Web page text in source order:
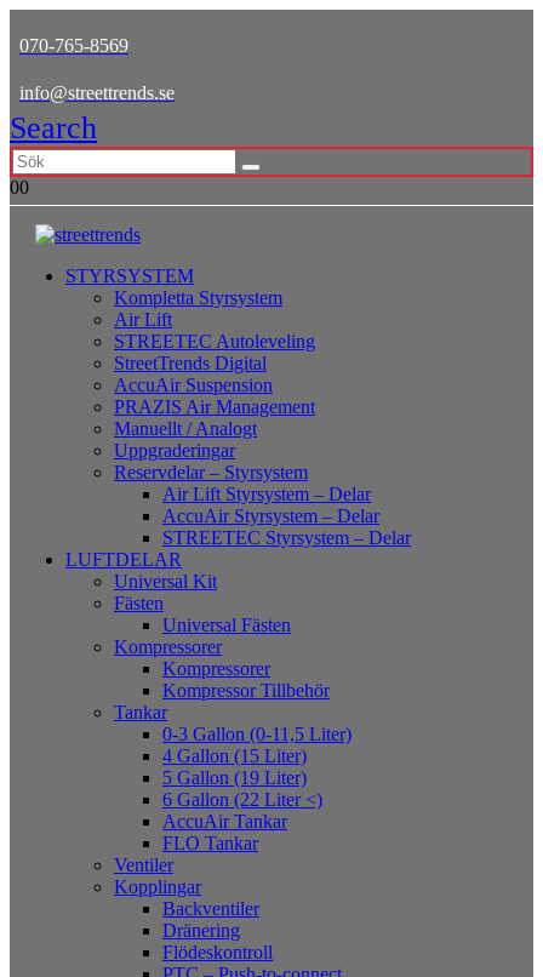
070-765-8569
info@streettrends.se
Search
00
STYRSYSTEM
Kompletta Styrsystem
Air Lift
STREETEC Autoleveling
StreetTrends Digital
AccuAir Suspension
PRAZIS Air Management
Manuellt / Analogt
Uppgraderingar
Reservdelar – Styrsystem
Air Lift Styrsystem – Delar
AccuAir Styrsystem – Delar
STREETEC Styrsystem – Delar
LUFTDELAR
Universal Kit
Fästen
Universal Fästen
Kompressorer
Kompressorer
Kompressor Tillbehör
Tankar
0-3 Gallon (0-11,5 Liter)
4 Gallon (15 Liter)
5 Gallon (19 Liter)
6 Gallon (22 Liter <)
AccuAir Tankar
FLO Tankar
Ventiler
Kopplingar
Backventiler
Dränering
Flödeskontroll